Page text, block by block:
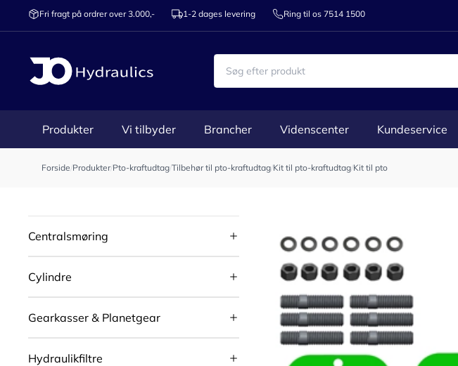
Fri fragt på ordrer over 3.000,- 1-2 dages levering Ring til os 7514 1500
Produkter Vi tilbyder Brancher Videnscenter Kundeservice
Forside/Produkter/Pto-kraftudtag/Tilbehør til pto-kraftudtag/Kit til pto-kraftudtag/Kit til pto
Centralsmøring
Cylindre
Gearkasser & Planetgear
Hydraulikfiltre